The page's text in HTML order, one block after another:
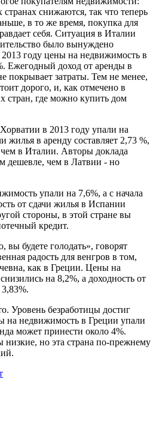
снижаются, так что теперь
в то же время, покупка для
себя. Ситуация в Италии
было вынуждено
году цены на недвижимость в
Ежегодный доход от аренды в
покрывает затраты. Тем не менее,
дорого, и, как отмечено в
стран, где можно купить дом
в 2013 году упали на
жилья в аренду составляет 2,73 %,
в Италии. Авторы доклада
дешевле, чем в Латвии - но
упали на 7,6%, а с начала
от сдачи жилья в Испании
стороны, в этой стране вы
кредит.
будете голодать», говорят
радость для венгров в том,
как в Греции. Цены на
на 8,2%, а доходность от
3,83%.
Уровень безработицы достиг
на недвижимость в Греции упали
может принести около 4%.
но эта страна по-прежнему